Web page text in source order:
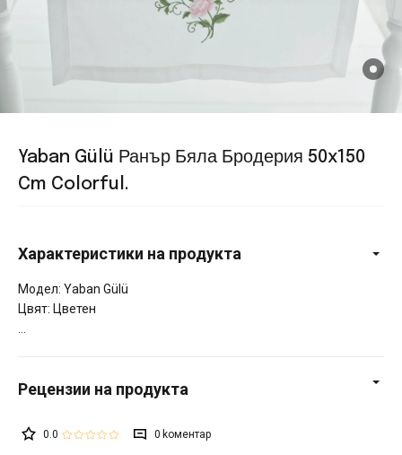
Yaban Gülü Ранър Бяла Бродерия 50x150
Cm Colorful.
Характеристики на продукта
Модел: Yaban Gülü
Цвят: Цветен
0.0 0